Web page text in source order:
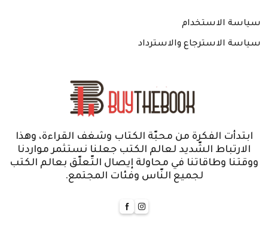
سياسة الاستخدام
سياسة الاسترجاع والاسترداد
ابتدأت الفكرة من محبّة الكتاب وشغف القراءة، وهذا
الارتباط الشّديد لعالم الكتب جعلنا نستثمر مواردنا
ووقتنا وطاقاتنا في محاولة إيصال التّعلّق بعالم الكتب
لجميع النّاس وفئات المجتمع.